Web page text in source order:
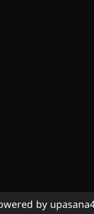
by